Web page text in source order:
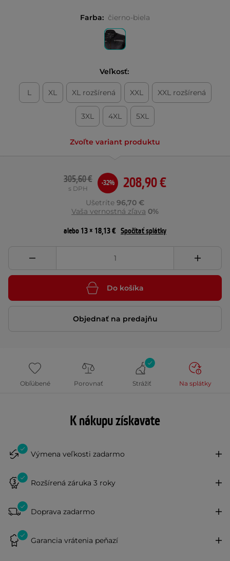
Farba: čierno-biela
Veľkosť:
L XL XL rozšírená XXL XXL rozšírená
3XL 4XL 5XL
Zvoľte variant produktu
208,90 €
305,60 €
s DPH
-32%
Ušetríte 96,70 €
Vaša vernostná zľava 0%
alebo 13 × 18,13 € Spočítať splátky
Do košíka
Objednať na predajňu
Obľúbené Porovnať Strážiť Na splátky
K nákupu získavate
Výmena veľkosti zadarmo
Rozšírená záruka 3 roky
Doprava zadarmo
Garancia vrátenia peňazí